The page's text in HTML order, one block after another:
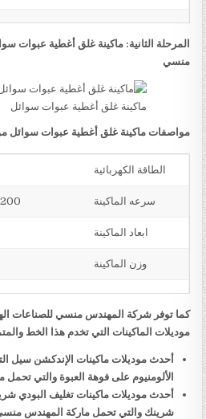
منسي
ماكينة غلق أغطية عبوات سوائل
مواصفات ماكينة غلق أغطية عبوات سوائل موديل 461 ماركة
الطاقة الكهربائية
سرعه الماكينة 1200 الى 2000 غطاء فى
ابعاد الماكينة
وزن الماكينة
كما توفر شركة المهندس منسي للصناعات
موديلات الماكينات التي تخدم هذا الخط
أحدث موديلات ماكينات الإندكشن سيل
الألومنيوم على فوهة العبوة والتي
أحدث موديلات ماكينات تغليف البودي
شرينك والتي تحمل ماركة المهندس